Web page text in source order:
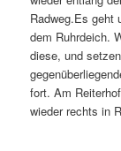
Radweg.Es geht
dem Ruhrdeich.
diese, und
fort. Am
wieder rechts in